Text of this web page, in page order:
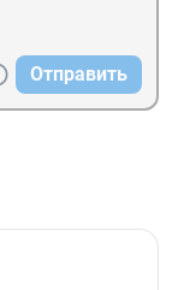
Отправить